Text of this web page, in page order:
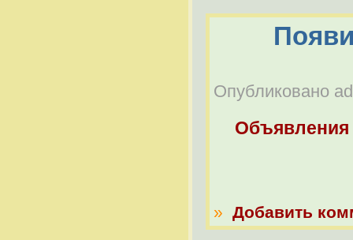
Опубликовано
Объявления
» Добавить